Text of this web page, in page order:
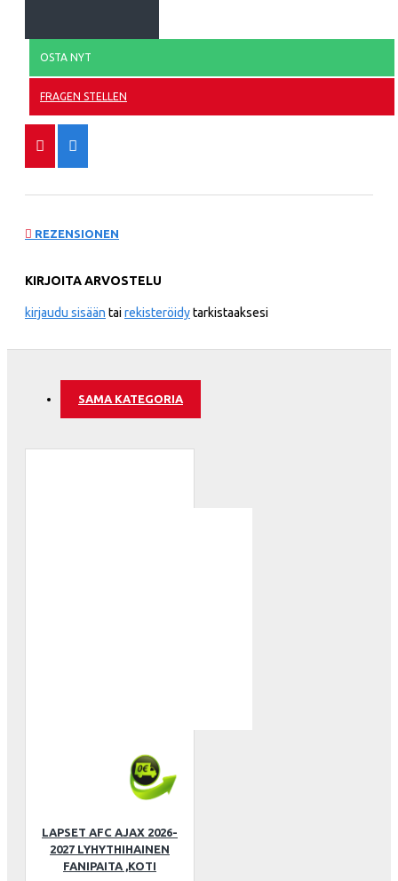
OSTA NYT
FRAGEN STELLEN
REZENSIONEN
KIRJOITA ARVOSTELU
kirjaudu sisään tairekisteröidytarkistaaksesi
SAMA KATEGORIA
LAPSET AFC AJAX 2026-
2027 LYHYTHIHAINEN
FANIPAITA ,KOTI